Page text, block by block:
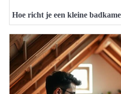
Hoe richt je een kleine